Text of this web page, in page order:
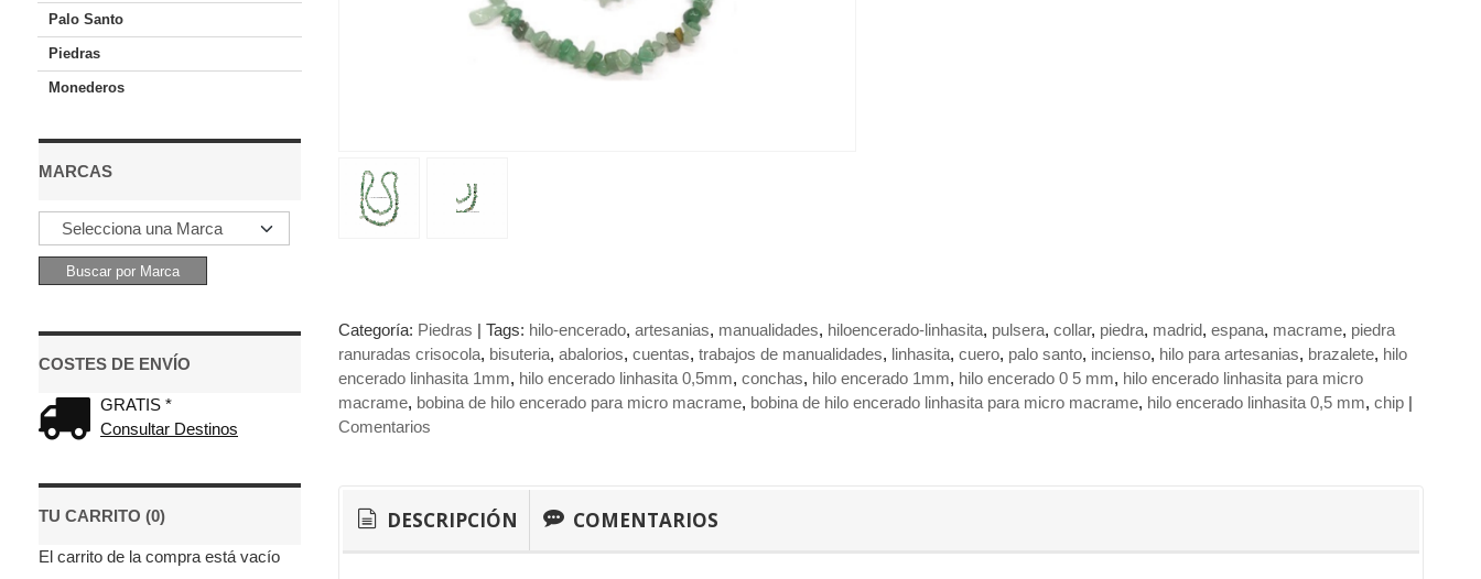
Palo Santo
Piedras
Monederos
MARCAS
COSTES DE ENVÍO
GRATIS *
Consultar Destinos
TU CARRITO (0)
El carrito de la compra está vacío
Categoría: Piedras | Tags: hilo-encerado artesanias manualidades hiloencerado-linhasita pulsera collar piedra madrid espana macrame piedra
ranuradas crisocola bisuteria abalorios cuentas trabajos de manualidades linhasita cuero palo santo incienso hilo para artesanias brazalete hilo
encerado linhasita 1mm hilo encerado linhasita 0,5mm conchas hilo encerado 1mm hilo encerado 0 5 mm hilo encerado linhasita para micro
macrame bobina de hilo encerado para micro macrame bobina de hilo encerado linhasita para micro macrame hilo encerado linhasita 0,5 mm chip |
Comentarios
DESCRIPCIÓN COMENTARIOS